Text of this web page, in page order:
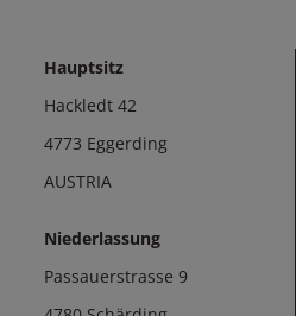
Hauptsitz
Hackledt 42
4773 Eggerding
AUSTRIA
Niederlassung
Passauerstrasse 9